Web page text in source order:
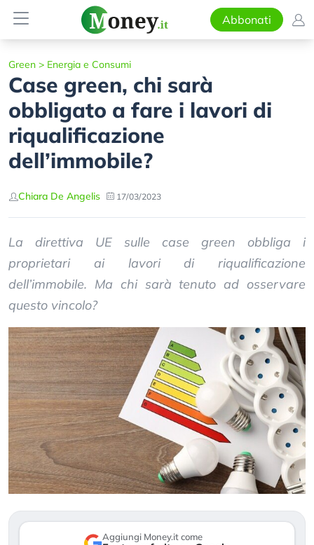
Abbonati
Green > Energia e Consumi
Case green, chi sarà
obbligato a fare i lavori di
riqualificazione
dell’immobile?
Chiara De Angelis 17/03/2023
La direttiva UE sulle case green obbliga i
proprietari ai lavori di riqualificazione
dell’immobile. Ma chi sarà tenuto ad osservare
questo vincolo?
Aggiungi Money.it come